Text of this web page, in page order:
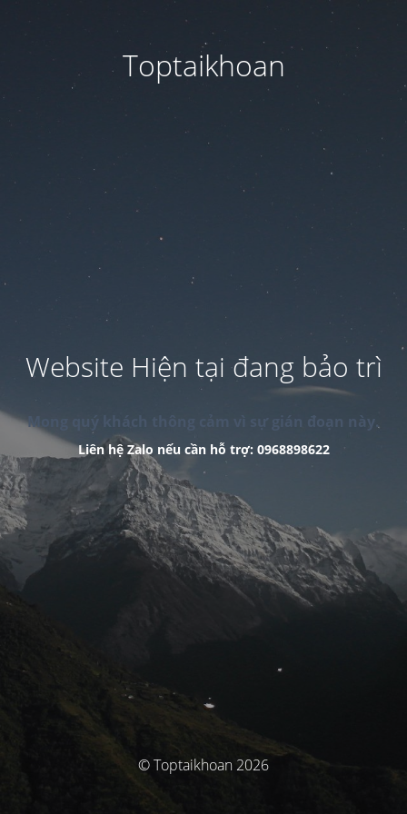
Toptaikhoan
Website Hiện tại đang bảo trì
Mong quý khách thông cảm vì sự gián đoạn này.
Liên hệ Zalo nếu cần hỗ trợ: 0968898622
© Toptaikhoan 2026